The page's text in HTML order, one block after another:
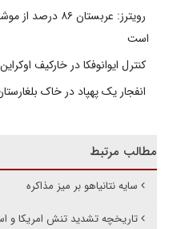
رویترز: عربستان
است
کنترل ایوانوفکا در خارکیف
انفجار یک پهپاد در خاک
مطالب مرتبط
سایه نتانیاهو بر میز مذاکره
تاریخچه تشدید تنش امریکا و